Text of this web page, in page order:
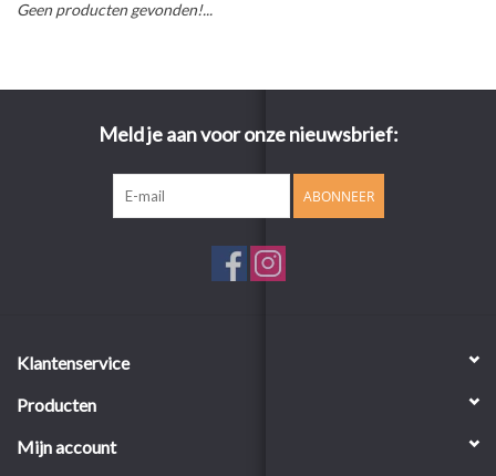
Geen producten gevonden!...
Meld je aan voor onze nieuwsbrief:
ABONNEER
Klantenservice
Producten
Mijn account